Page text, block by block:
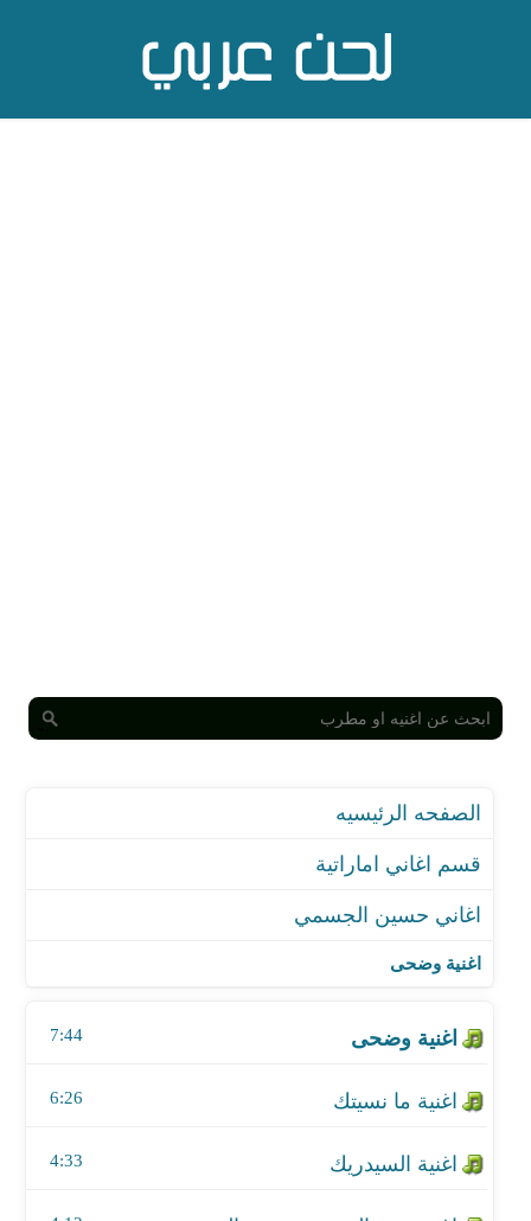
قسم اغاني اماراتية
اغنية وضحى
اغنية وضحى
7:44
اغنية ما نسيتك
6:26
4:33
اغنية الاول علي الاول